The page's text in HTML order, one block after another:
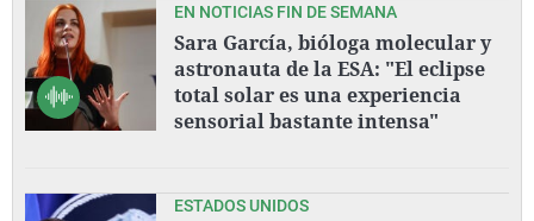
EN NOTICIAS FIN DE SEMANA
Sara García, bióloga molecular y
astronauta de la ESA: "El eclipse
total solar es una experiencia
sensorial bastante intensa"
ESTADOS UNIDOS